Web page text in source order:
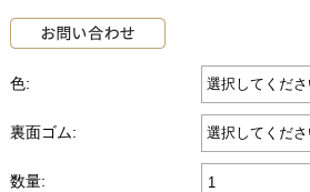
色:
裏面ゴム:
数量: